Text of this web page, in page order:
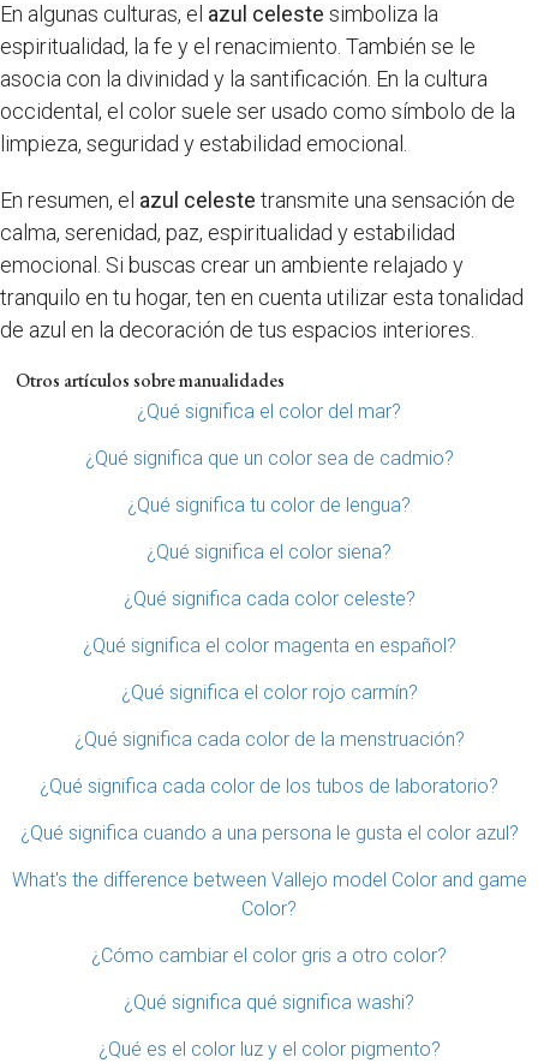
En algunas culturas, el azul celeste simboliza la
espiritualidad, la fe y el renacimiento. También se le
asocia con la divinidad y la santificación. En la cultura
occidental, el color suele ser usado como símbolo de la
limpieza, seguridad y estabilidad emocional.
En resumen, el azul celeste transmite una sensación de
calma, serenidad, paz, espiritualidad y estabilidad
emocional. Si buscas crear un ambiente relajado y
tranquilo en tu hogar, ten en cuenta utilizar esta tonalidad
de azul en la decoración de tus espacios interiores.
Otros artículos sobre manualidades
¿Qué significa el color del mar?
¿Qué significa que un color sea de cadmio?
¿Qué significa tu color de lengua?
¿Qué significa el color siena?
¿Qué significa cada color celeste?
¿Qué significa el color magenta en español?
¿Qué significa el color rojo carmín?
¿Qué significa cada color de la menstruación?
¿Qué significa cada color de los tubos de laboratorio?
¿Qué significa cuando a una persona le gusta el color azul?
What's the difference between Vallejo model Color and game
Color?
¿Cómo cambiar el color gris a otro color?
¿Qué significa qué significa washi?
¿Qué es el color luz y el color pigmento?